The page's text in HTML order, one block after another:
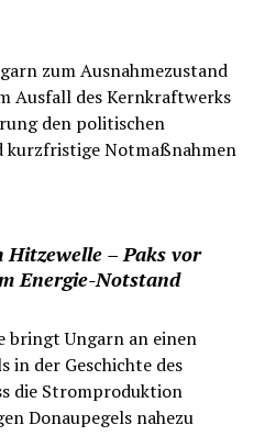
zum Ausnahmezustand
Ausfall des Kernkraftwerks
den politischen
kurzfristige Notmaßnahmen
– Paks vor
Energie-Notstand
bringt Ungarn an einen
in der Geschichte des
die Stromproduktion
Donaupegels nahezu